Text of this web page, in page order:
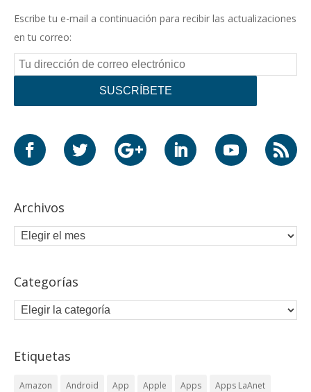
Escribe tu e-mail a continuación para recibir las actualizaciones
en tu correo:
Archivos
Categorías
Etiquetas
Amazon Android App Apple Apps Apps LaAnet